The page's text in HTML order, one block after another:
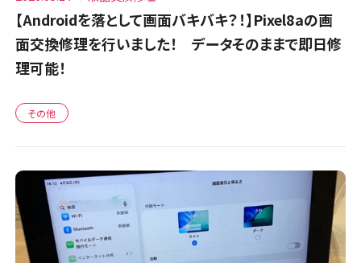
【Androidを落として画面バキバキ？！】Pixel8aの画
面交換修理を行いました！ データそのままで即日修
理可能！
その他